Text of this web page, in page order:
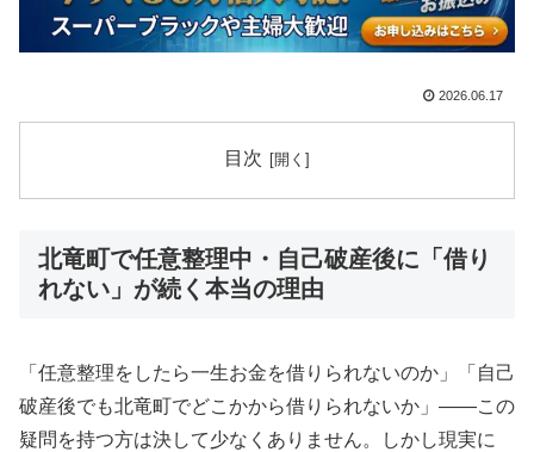
2026.06.17
目次
北竜町で任意整理中・自己破産後に「借り
れない」が続く本当の理由
「任意整理をしたら一生お金を借りられないのか」「自己
破産後でも北竜町でどこかから借りられないか」——この
疑問を持つ方は決して少なくありません。しかし現実に